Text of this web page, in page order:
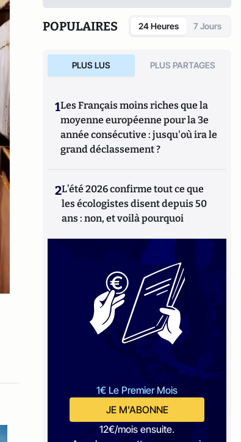
POPULAIRES 24 Heures 7 Jours
PLUS LUS PLUS PARTAGES
1Les Français moins riches que la
moyenne européenne pour la 3e
année consécutive : jusqu'où ira le
grand déclassement ?
2L’été 2026 confirme tout ce que
les écologistes disent depuis 50
ans : non, et voilà pourquoi
1€ Le Premier Mois
JE M'ABONNE
12€/mois ensuite.